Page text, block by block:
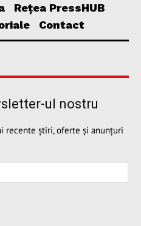
Rețea PressHUB
Contact
ul nostru
recente știri, oferte și anunțuri